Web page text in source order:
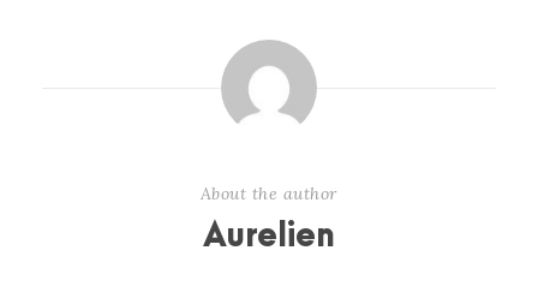
About the author
Aurelien